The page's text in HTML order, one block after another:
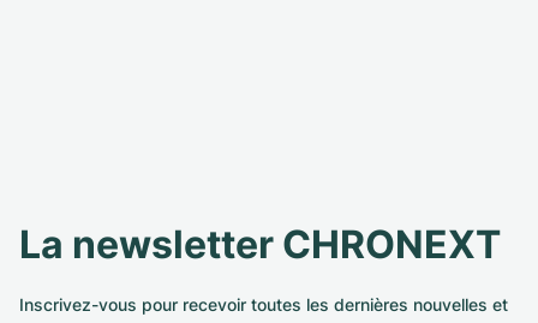
La newsletter CHRONEXT
Inscrivez-vous pour recevoir toutes les dernières nouvelles et